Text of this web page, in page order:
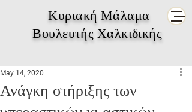
Κυριακή Μάλαμα
Βουλευτής Χαλκιδικής
Ανάγκη στήριξης των
May 14, 2020